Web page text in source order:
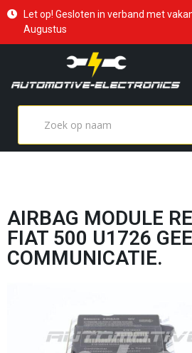
Let op! Gesloten in verband met
Augustus
AIRBAG MODULE
FIAT 500 U1726
COMMUNICATIE.